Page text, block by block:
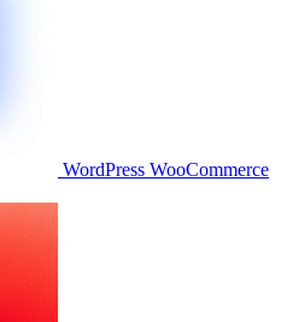
WordPress WooCommerce